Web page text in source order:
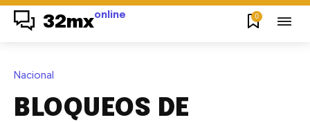
32mxonline 0
Nacional
BLOQUEOS DE